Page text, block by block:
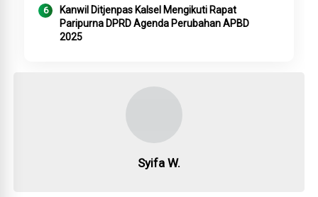
Kanwil Ditjenpas Kalsel Mengikuti Rapat
Paripurna DPRD Agenda Perubahan APBD
2025
Syifa W.